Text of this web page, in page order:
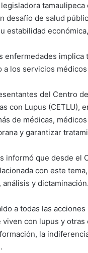
desafío de salud
estabilidad
enfermedades
a los servicios
del Centro
con Lupus (CETLU),
de médicas,
y garantizar
informó que desde el
con este
y dictaminación.
a todas las
con lupus y
la